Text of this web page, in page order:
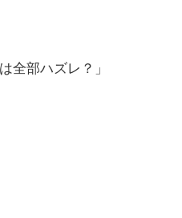
全部ハズレ？」